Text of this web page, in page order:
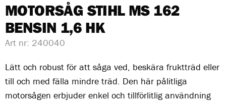
MOTORSÅG STIHL MS 162
BENSIN 1,6 HK
Art nr: 240040
Lätt och robust för att såga ved, beskära fruktträd eller
till och med fälla mindre träd. Den här pålitliga
motorsågen erbjuder enkel och tillförlitlig användning